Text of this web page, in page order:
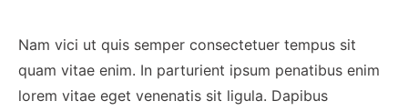
Nam vici ut quis semper consectetuer tempus sit
quam vitae enim. In parturient ipsum penatibus enim
lorem vitae eget venenatis sit ligula. Dapibus